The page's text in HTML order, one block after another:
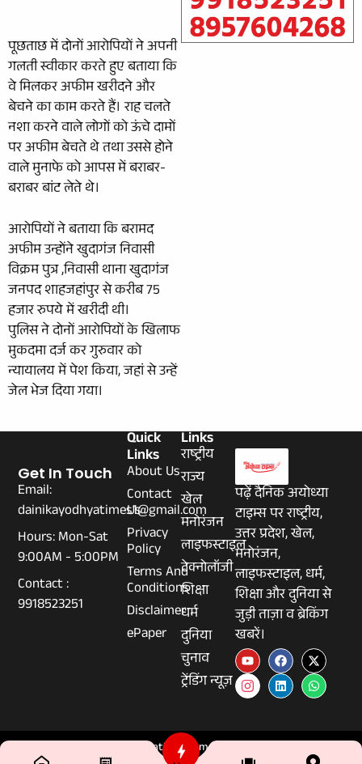
पूछताछ में दोनों आरोपियों ने अपनी
गलती स्वीकार करते हुए बताया कि
वे मिलकर अफीम खरीदने और
बेचने का काम करते हैं। राह चलते
नशा करने वाले लोगों को ऊंचे दामों
पर अफीम बेचते थे तथा उससे होने
वाले मुनाफे को आपस में बराबर-
बराबर बांट लेते थे।
आरोपियों ने बताया कि बरामद
अफीम उन्होंने खुदागंज निवासी
विक्रम पुत्र ,निवासी थाना खुदागंज
जनपद शाहजहांपुर से करीब 75
हजार रुपये में खरीदी थी।
पुलिस ने दोनों आरोपियों के खिलाफ
मुकदमा दर्ज कर गुरुवार को
न्यायालय में पेश किया, जहां से उन्हें
जेल भेज दिया गया।
पढ़ें दैनिक अयोध्या
टाइम्स पर राष्ट्रीय,
उत्तर प्रदेश, खेल,
मनोरंजन,
लाइफस्टाइल, धर्म,
शिक्षा और दुनिया से
जुड़ी ताज़ा व ब्रेकिंग
खबरें।
Links
राष्ट्रीय
राज्य
खेल
मनोरंजन
लाइफस्टाइल
टेक्नोलॉजी
शिक्षा
धर्म
दुनिया
चुनाव
ट्रेंडिंग न्यूज़
Quick
Links
About Us
Contact
Us
Privacy
Policy
Terms And
Conditions
Disclaimer
ePaper
Get In Touch
Email:
dainikayodhyatimes1@gmail.com
Hours: Mon-Sat
9:00AM - 5:00PM
Contact :
9918523251
© 2026 Dainikayodhyatimes.com - All Rights Reserved.